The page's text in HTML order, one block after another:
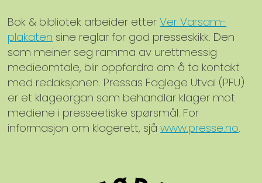
Bok & bibliotek arbeider etterVer Varsam-
plakaten sine reglar for god presseskikk. Den
som meiner seg ramma av urettmessig
medieomtale, blir oppfordra om å ta kontakt
med redaksjonen. Pressas Faglege Utval (PFU)
er et klageorgan som behandlar klager mot
mediene i presseetiske spørsmål. For
informasjon om klagerett, sjåwww.presse.no.